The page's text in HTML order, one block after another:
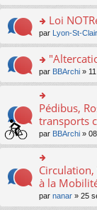
e
nt
pl
u
ré
c
e
nt
e
n
n
le
pl
u
s
ré
c
e
nt
a
g
e
n
n
le
pl
u
s
c
nt
le
m
e
a
g
e
n
o
n
lu
le
pl
u
s
ré
e
n
ult
er
le
m
e
s
g
e
n
o
n
lu
le
pl
u
o
n
ult
er
le
m
e
s
a
e
n
o
n
Loi
par Lyon-St-Clair
o
n
s
ult
er
le
m
e
s
s
a
g
e
par BBArchi »
o
n
ult
er
le
m
e
s
Pédibus,
transports
par BBArchi »
o
n
ult
à la
par nanar » 25